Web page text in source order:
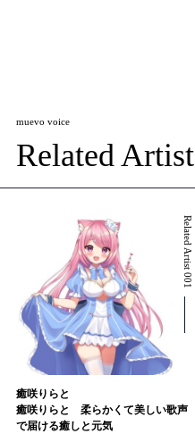
muevo voice
Related Artist
Related Artist 001
癒咲りらと
癒咲りらと 柔らかくて美しい歌声
で届ける癒しと元気